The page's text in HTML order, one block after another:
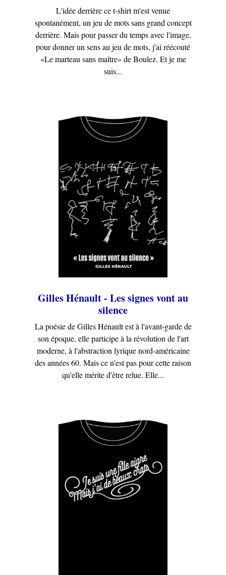
L'idée derrière ce t-shirt m'est venue
spontanément, un jeu de mots sans grand concept
derrière. Mais pour passer du temps avec l'image,
pour donner un sens au jeu de mots, j'ai réécouté
«Le marteau sans maître» de Boulez. Et je me
suis...
Gilles Hénault - Les signes vont au
silence
La poésie de Gilles Hénault est à l'avant-garde de
son époque, elle participe à la révolution de l'art
moderne, à l'abstraction lyrique nord-américaine
des années 60. Mais ce n'est pas pour cette raison
qu'elle mérite d'être relue. Elle...